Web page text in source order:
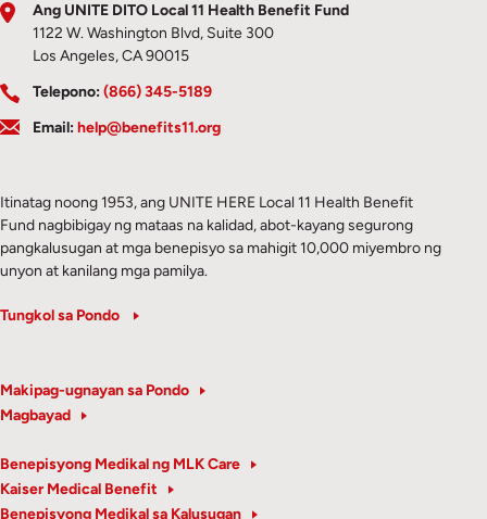
Ang UNITE DITO Local 11 Health Benefit Fund
1122 W. Washington Blvd, Suite 300
Los Angeles, CA 90015
Telepono:(866) 345-5189
Email:help@benefits11.org
Itinatag noong 1953, ang UNITE HERE Local 11 Health Benefit
Fund nagbibigay ng mataas na kalidad, abot-kayang segurong
pangkalusugan at mga benepisyo sa mahigit 10,000 miyembro ng
unyon at kanilang mga pamilya.
Tungkol sa Pondo
Makipag-ugnayan sa Pondo
Magbayad
Benepisyong Medikal ng MLK Care
Kaiser Medical Benefit
Benepisyong Medikal sa Kalusugan